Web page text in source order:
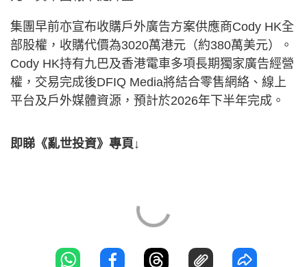
集團早前亦宣布收購戶外廣告方案供應商Cody HK全
部股權，收購代價為3020萬港元（約380萬美元）。
Cody HK持有九巴及香港電車多項長期獨家廣告經營
權，交易完成後DFIQ Media將結合零售網絡、線上
平台及戶外媒體資源，預計於2026年下半年完成。
即睇《亂世投資》專頁↓